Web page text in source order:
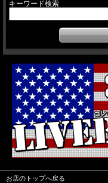
キーワード検索
お店のトップへ戻る